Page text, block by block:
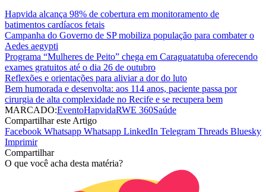
Hapvida alcança 98% de cobertura em monitoramento de
batimentos cardíacos fetais
Campanha do Governo de SP mobiliza população para combater o
Aedes aegypti
Programa “Mulheres de Peito” chega em Caraguatatuba oferecendo
exames gratuitos até o dia 26 de outubro
Reflexões e orientações para aliviar a dor do luto
Bem humorada e desenvolta: aos 114 anos, paciente passa por
cirurgia de alta complexidade no Recife e se recupera bem
MARCADO:EventoHapvidaRWE 360Saúde
Compartilhar este Artigo
Facebook Whatsapp Whatsapp LinkedIn Telegram Threads Bluesky
Imprimir
Compartilhar
O que você acha desta matéria?